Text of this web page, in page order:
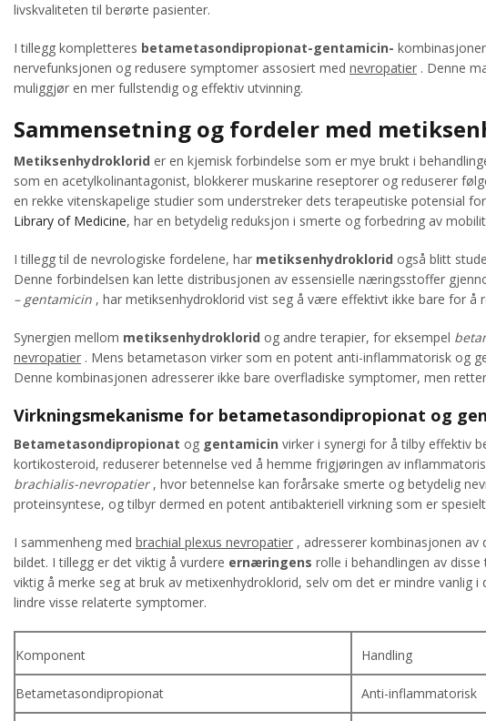
livskvaliteten til berørte pasienter.
I tillegg kompletteres betametasondipropionat-gentamicin-
nervefunksjonen og redusere symptomer assosiert med nevropatier . Denne
muliggjør en mer fullstendig og effektiv utvinning.
Sammensetning og fordeler med
Metiksenhydroklorid er en kjemisk forbindelse som er mye brukt i
som en acetylkolinantagonist, blokkerer muskarine reseptorer og reduserer
en rekke vitenskapelige studier som understreker dets terapeutiske potensial
Library of Medicine, har en betydelig reduksjon i smerte og forbedring av
I tillegg til de nevrologiske fordelene, har metiksenhydroklorid også blitt
Denne forbindelsen kan lette distribusjonen av essensielle næringsstoffer
– gentamicin , har metiksenhydroklorid vist seg å være effektivt ikke bare for
Synergien mellom metiksenhydroklorid og andre terapier, for eksempel
nevropatier . Mens betametason virker som en potent anti-inflammatorisk og
Denne kombinasjonen adresserer ikke bare overfladiske symptomer, men
Virkningsmekanisme for betametasondipropionat og
Betametasondipropionat og gentamicin virker i synergi for å tilby effektiv
kortikosteroid, reduserer betennelse ved å hemme frigjøringen av
brachialis-nevropatier, hvor betennelse kan forårsake smerte og betydelig
proteinsyntese, og tilbyr dermed en potent antibakteriell virkning som er
I sammenheng med brachial plexus nevropatier , adresserer kombinasjonen
bildet. I tillegg er det viktig å vurdere ernæringens rolle i behandlingen av
viktig å merke seg at bruk av metixenhydroklorid, selv om det er mindre vanlig
lindre visse relaterte symptomer.
Komponent Handling
Betametasondipropionat Anti-inflammatorisk